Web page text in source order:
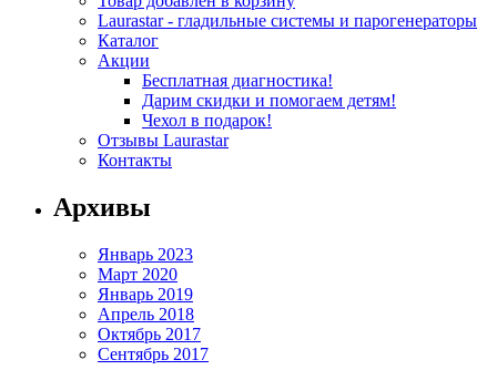
Laurastar - гладильные системы и парогенераторы
Каталог
Акции
Бесплатная диагностика!
Дарим скидки и помогаем детям!
Чехол в подарок!
Отзывы Laurastar
Контакты
Архивы
Январь 2023
Март 2020
Январь 2019
Апрель 2018
Октябрь 2017
Сентябрь 2017